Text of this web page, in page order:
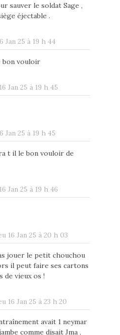
sauver le soldat Sage ,
éjectable .
Jan 25 à 19 h 44
bon vouloir
Jan 25 à 19 h 45
Jan 25 à 19 h 45
t il le bon vouloir de
Jan 25 à 19 h 46
16 Jan 25 à 20 h 03
jouer le petit chouchou
il peut faire ses cartons
de vieux os !
16 Jan 25 à 23 h 20
avait 1 neymar
comme disait Jma ,